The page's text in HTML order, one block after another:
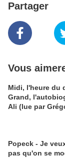
Partager
Vous
Midi, l'heure du
Grand,
Ali (lue par
Popeck - Je
pas qu'on se